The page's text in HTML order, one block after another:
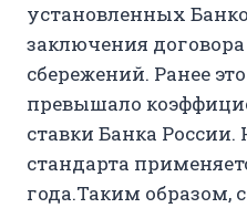
установленных
заключения
сбережений. Ранее
превышало
ставки Банка России.
стандарта
года.Таким образом, с